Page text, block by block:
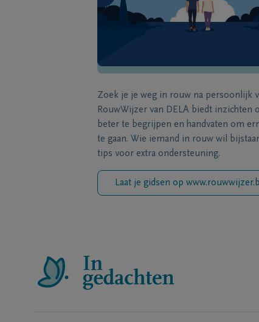
Zoek je je weg in rouw na persoonlijk
RouwWijzer van DELA biedt inzichten
beter te begrijpen en handvaten om
te gaan. Wie iemand in rouw wil
tips voor extra ondersteuning.
Laat je gidsen op